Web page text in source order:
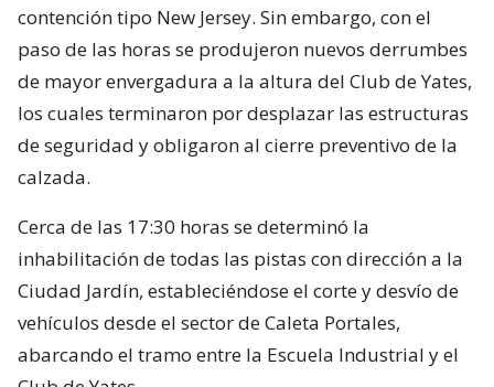
contención tipo New Jersey. Sin embargo, con el
paso de las horas se produjeron nuevos derrumbes
de mayor envergadura a la altura del Club de Yates,
los cuales terminaron por desplazar las estructuras
de seguridad y obligaron al cierre preventivo de la
calzada.
Cerca de las 17:30 horas se determinó la
inhabilitación de todas las pistas con dirección a la
Ciudad Jardín, estableciéndose el corte y desvío de
vehículos desde el sector de Caleta Portales,
abarcando el tramo entre la Escuela Industrial y el